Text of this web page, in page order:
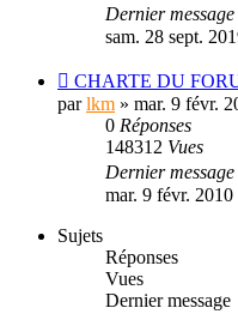
Dernier message
sam. 28 sept.
CHARTE DU
parlkm » mar. 9 févr.
0 Réponses
148312 Vues
Dernier message
mar. 9 févr. 2010
Sujets
Réponses
Vues
Dernier message